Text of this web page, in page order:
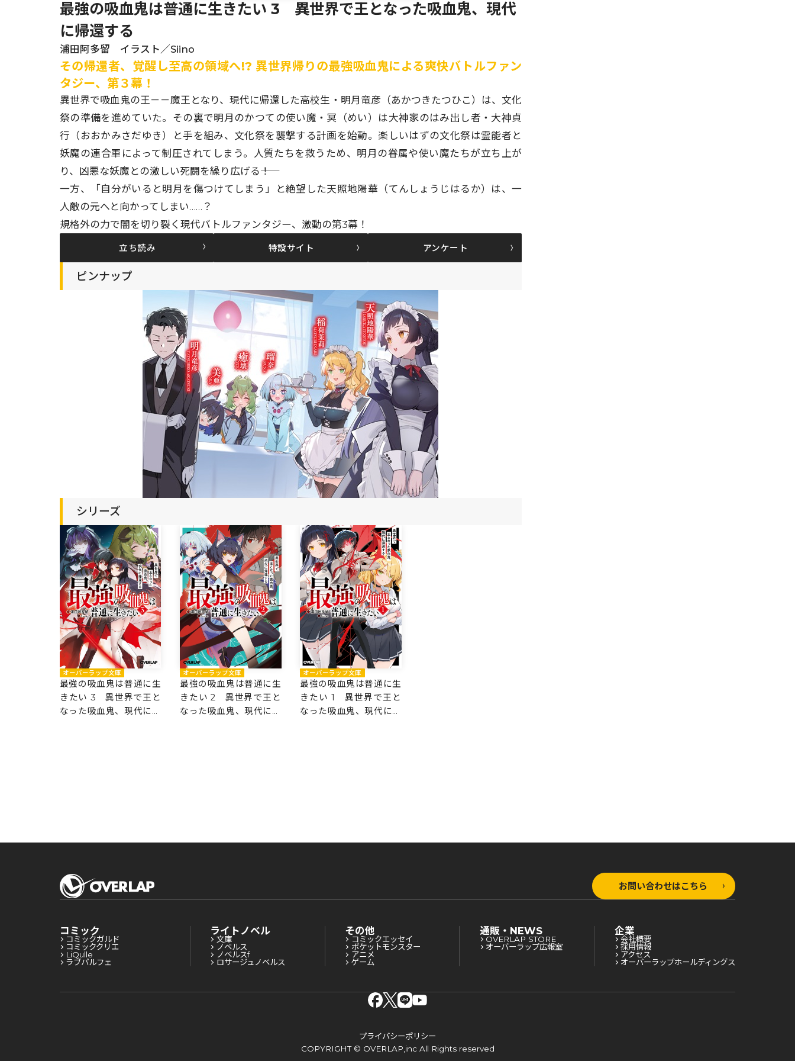
最強の吸血鬼は普通に生きたい 3 異世界で王となった吸血鬼、現代
に帰還する
浦田阿多留 イラスト／Siino
その帰還者、覚醒し至高の領域へ!? 異世界帰りの最強吸血鬼による爽快バトルファン
タジー、第３幕！
異世界で吸血鬼の王－－魔王となり、現代に帰還した高校生・明月竜彦（あかつきたつひこ）は、文化
祭の準備を進めていた。その裏で明月のかつての使い魔・冥（めい）は大神家のはみ出し者・大神貞
行（おおかみさだゆき）と手を組み、文化祭を襲撃する計画を始動。楽しいはずの文化祭は霊能者と
妖魔の連合軍によって制圧されてしまう。人質たちを救うため、明月の眷属や使い魔たちが立ち上が
り、凶悪な妖魔との激しい死闘を繰り広げる――！
一方、「自分がいると明月を傷つけてしまう」と絶望した天照地陽華（てんしょうじはるか）は、一
人敵の元へと向かってしまい……？
規格外の力で闇を切り裂く現代バトルファンタジー、激動の第3幕！
立ち読み 特設サイト アンケート
ピンナップ
シリーズ
オーバーラップ文庫
最強の吸血鬼は普通に生
きたい 3 異世界で王と
なった吸血鬼、現代に帰
オーバーラップ文庫
最強の吸血鬼は普通に生
きたい 2 異世界で王と
なった吸血鬼、現代に帰
オーバーラップ文庫
最強の吸血鬼は普通に生
きたい 1 異世界で王と
なった吸血鬼、現代に帰
お問い合わせはこちら
コミック
コミックガルド
コミッククリエ
LiQulle
ラブパルフェ
ライトノベル
文庫
ノベルス
ノベルスf
ロサージュノベルス
その他
コミックエッセイ
ポケットモンスター
アニメ
ゲーム
通販・NEWS
OVERLAP STORE
オーバーラップ広報室
企業
会社概要
採用情報
アクセス
オーバーラップホールディングス
プライバシーポリシー
COPYRIGHT © OVERLAP,inc All Rights reserved